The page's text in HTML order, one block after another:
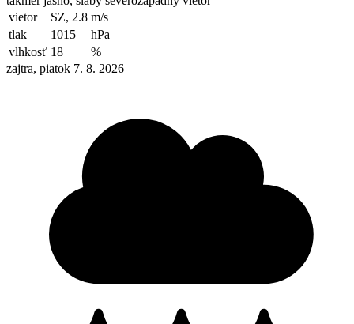
vietor
SZ, 2.8 m/s
tlak
1015
hPa
vlhkosť 18
%
zajtra, piatok 7. 8. 2026